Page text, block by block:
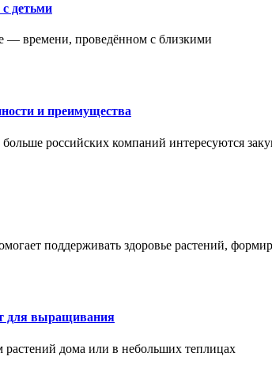
детьми
— времени, проведённом с близкими
и преимущества
российских компаний интересуются
поддерживать здоровье растений,
для выращивания
дома или в небольших теплицах